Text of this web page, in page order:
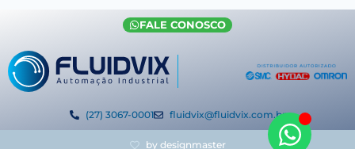
(27) 3067-0001 fluidvix@fluidvix.com.br
FALE CONOSCO
by designmaster